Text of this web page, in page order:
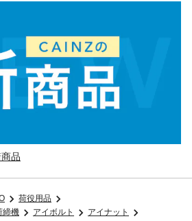
品
荷役用品
締機
アイボルト
アイナット